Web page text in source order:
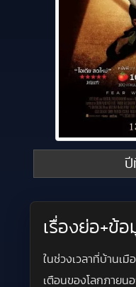
ปี
เรื่องย่อ+ข้
ในช่วงเวลาที่บ้านเ
เตือนของโลกภายน